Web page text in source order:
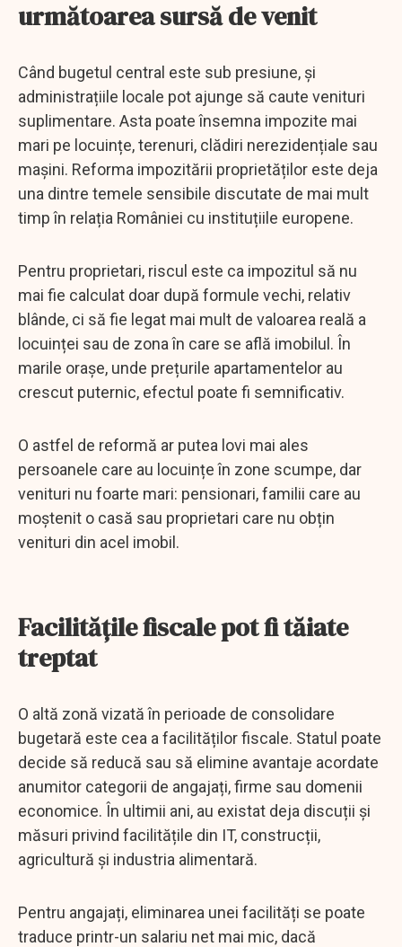
următoarea sursă de venit
Când bugetul central este sub presiune, și
administrațiile locale pot ajunge să caute venituri
suplimentare. Asta poate însemna impozite mai
mari pe locuințe, terenuri, clădiri nerezidențiale sau
mașini. Reforma impozitării proprietăților este deja
una dintre temele sensibile discutate de mai mult
timp în relația României cu instituțiile europene.
Pentru proprietari, riscul este ca impozitul să nu
mai fie calculat doar după formule vechi, relativ
blânde, ci să fie legat mai mult de valoarea reală a
locuinței sau de zona în care se află imobilul. În
marile orașe, unde prețurile apartamentelor au
crescut puternic, efectul poate fi semnificativ.
O astfel de reformă ar putea lovi mai ales
persoanele care au locuințe în zone scumpe, dar
venituri nu foarte mari: pensionari, familii care au
moștenit o casă sau proprietari care nu obțin
venituri din acel imobil.
Facilitățile fiscale pot fi tăiate
treptat
O altă zonă vizată în perioade de consolidare
bugetară este cea a facilităților fiscale. Statul poate
decide să reducă sau să elimine avantaje acordate
anumitor categorii de angajați, firme sau domenii
economice. În ultimii ani, au existat deja discuții și
măsuri privind facilitățile din IT, construcții,
agricultură și industria alimentară.
Pentru angajați, eliminarea unei facilități se poate
traduce printr-un salariu net mai mic, dacă